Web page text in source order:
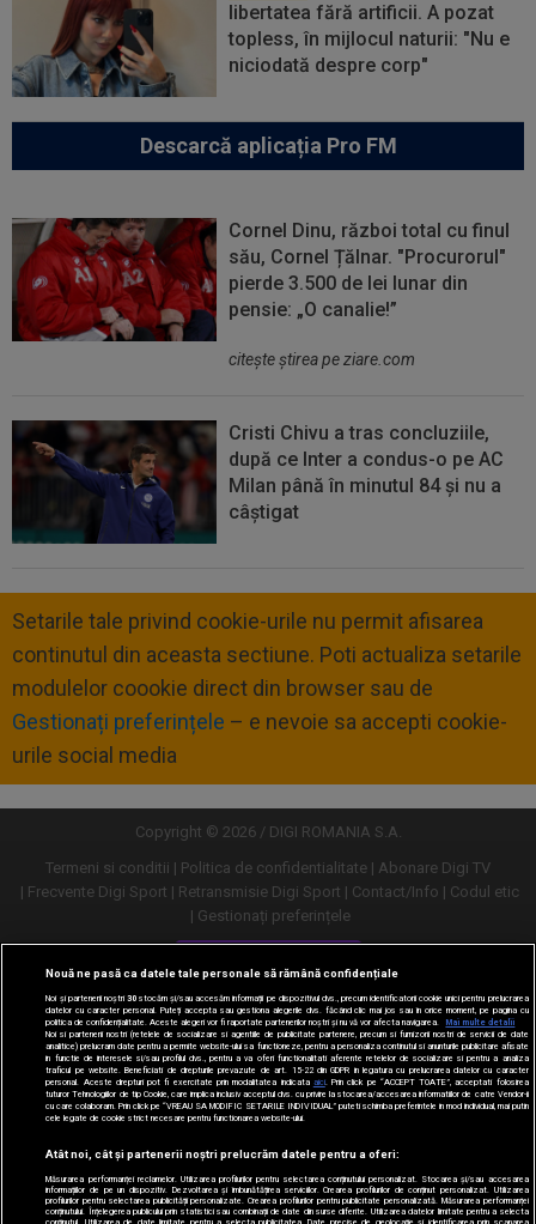
libertatea fără artificii. A pozat
topless, în mijlocul naturii: "Nu e
niciodată despre corp"
Descarcă aplicația Pro FM
Cornel Dinu, război total cu finul
său, Cornel Țălnar. "Procurorul"
pierde 3.500 de lei lunar din
pensie: „O canalie!”
citeşte ştirea pe ziare.com
Cristi Chivu a tras concluziile,
după ce Inter a condus-o pe AC
Milan până în minutul 84 și nu a
câștigat
Setarile tale privind cookie-urile nu permit afisarea
continutul din aceasta sectiune. Poti actualiza setarile
modulelor coookie direct din browser sau de
Gestionați preferințele – e nevoie sa accepti cookie-
urile social media
Copyright © 2026 / DIGI ROMANIA S.A.
Termeni si conditii
Politica de confidentialitate
Abonare Digi TV
Frecvente Digi Sport
Retransmisie Digi Sport Contact/Info
Codul etic
Gestionați preferințele
Versiune desktop
Nouă ne pasă ca datele tale personale să rămână confidențiale
Noi și partenerii noștri30stocăm și/sau accesăm informații pe dispozitivul dvs., precum identificatorii cookie unici pentru prelucrarea
datelor cu caracter personal. Puteți accepta sau gestiona alegerile dvs. făcând clic mai jos sau în orice moment, pe pagina cu
politica de confidențialitate. Aceste alegeri vor fi raportate partenerilor noștri și nu vă vor afecta navigarea.
Mai multe detalii
Noi si partenerii nostri (retelele de socializare si agentiile de publicitate partenere, precum si furnizorii nostri de servicii de date
analitice) prelucram date pentru a permite website-ului sa functioneze, pentru a personaliza continutul si anunturile publicitare afisate
in functie de interesele si/sau profilul dvs., pentru a va oferi functionalitati aferente retelelor de socializare si pentru a analiza
traficul pe website. Beneficiati de drepturile prevazute de art. 15-22 din GDPR in legatura cu prelucrarea datelor cu caracter
personal. Aceste drepturi pot fi exercitate prin modalitatea indicata aici. Prin click pe “ACCEPT TOATE”, acceptati folosirea
tuturor Tehnologiilor de tip Cookie, care implica inclusiv acceptul dvs. cu privire la stocarea/accesarea informatiilor de catre Vendor-ii
cu care colaboram. Prin click pe “VREAU SA MODIFIC SETARILE INDIVIDUAL” puteti schimba preferintele in mod individual, mai putin
cele legate de cookie strict necesare pentru functionarea website-ului.
Atât noi, cât și partenerii noștri prelucrăm datele pentru a oferi:
Măsurarea performanței reclamelor. Utilizarea profilurilor pentru selectarea conținutului personalizat. Stocarea și/sau accesarea
informațiilor de pe un dispozitiv. Dezvoltarea și îmbunătățirea serviciilor. Crearea profilurilor de conținut personalizat. Utilizarea
profilurilor pentru selectarea publicității personalizate. Crearea profilurilor pentru publicitate personalizată. Măsurarea performanței
conținutului. Înțelegerea publicului prin statistici sau combinații de date din surse diferite. Utilizarea datelor limitate pentru a selecta